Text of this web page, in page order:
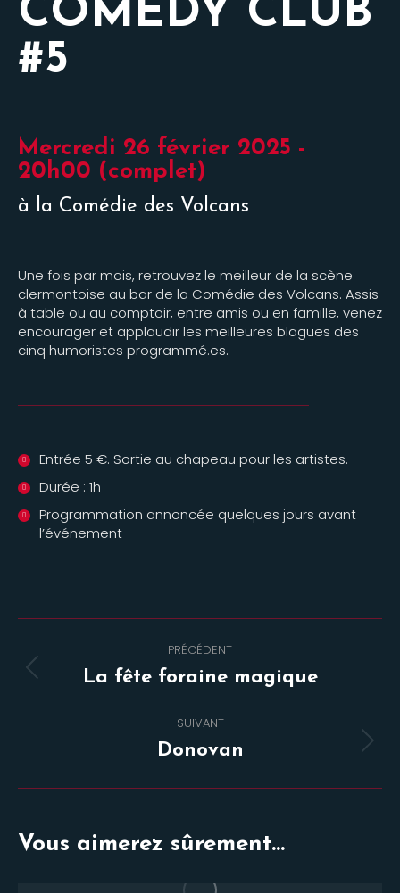
COMEDY CLUB
#5
Mercredi 26 février 2025 -
20h00 (complet)
à la Comédie des Volcans
Une fois par mois, retrouvez le meilleur de la scène
clermontoise au bar de la Comédie des Volcans. Assis
à table ou au comptoir, entre amis ou en famille, venez
encourager et applaudir les meilleures blagues des
cinq humoristes programmé.es.
Entrée 5 €. Sortie au chapeau pour les artistes.
Durée : 1h
Programmation annoncée quelques jours avant
l’événement
de
PRÉCÉDENT
Onglet
La fête foraine magique
SUIVANT
Projets
Donovan
Vous aimerez sûrement...